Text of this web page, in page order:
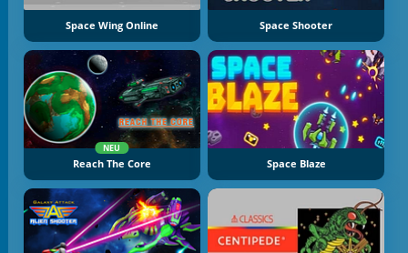
Space Wing Online Space Shooter
NEU
Reach The Core Space Blaze